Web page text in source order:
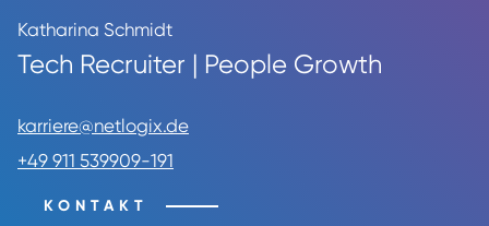
Katharina Schmidt
Tech Recruiter | People Growth
karriere@netlogix.de
+49 911 539909-191
KONTAKT